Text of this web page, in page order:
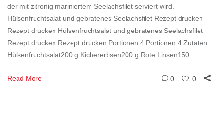
der mit zitronig mariniertem Seelachsfilet serviert wird.
Hülsenfruchtsalat und gebratenes Seelachsfilet Rezept drucken
Rezept drucken Hülsenfruchtsalat und gebratenes Seelachsfilet
Rezept drucken Rezept drucken Portionen 4 Portionen 4 Zutaten
Hülsenfruchtsalat200 g Kichererbsen200 g Rote Linsen150
Read More 0 0